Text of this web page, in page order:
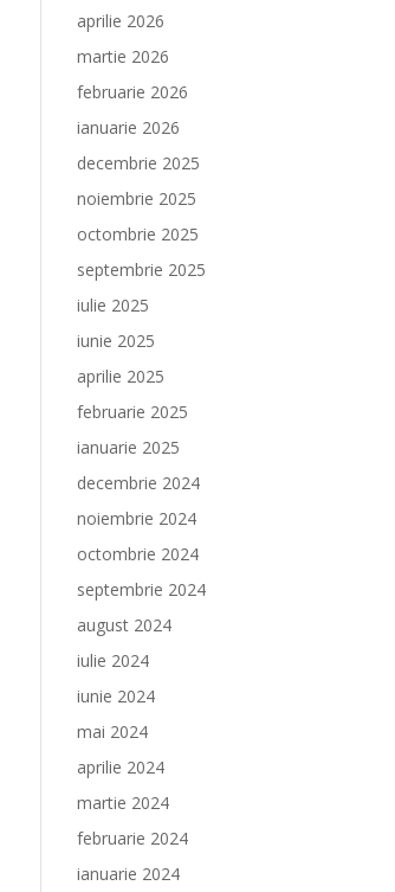
aprilie 2026
martie 2026
februarie 2026
ianuarie 2026
decembrie 2025
noiembrie 2025
octombrie 2025
septembrie 2025
iulie 2025
iunie 2025
aprilie 2025
februarie 2025
ianuarie 2025
decembrie 2024
noiembrie 2024
octombrie 2024
septembrie 2024
august 2024
iulie 2024
iunie 2024
mai 2024
aprilie 2024
martie 2024
februarie 2024
ianuarie 2024